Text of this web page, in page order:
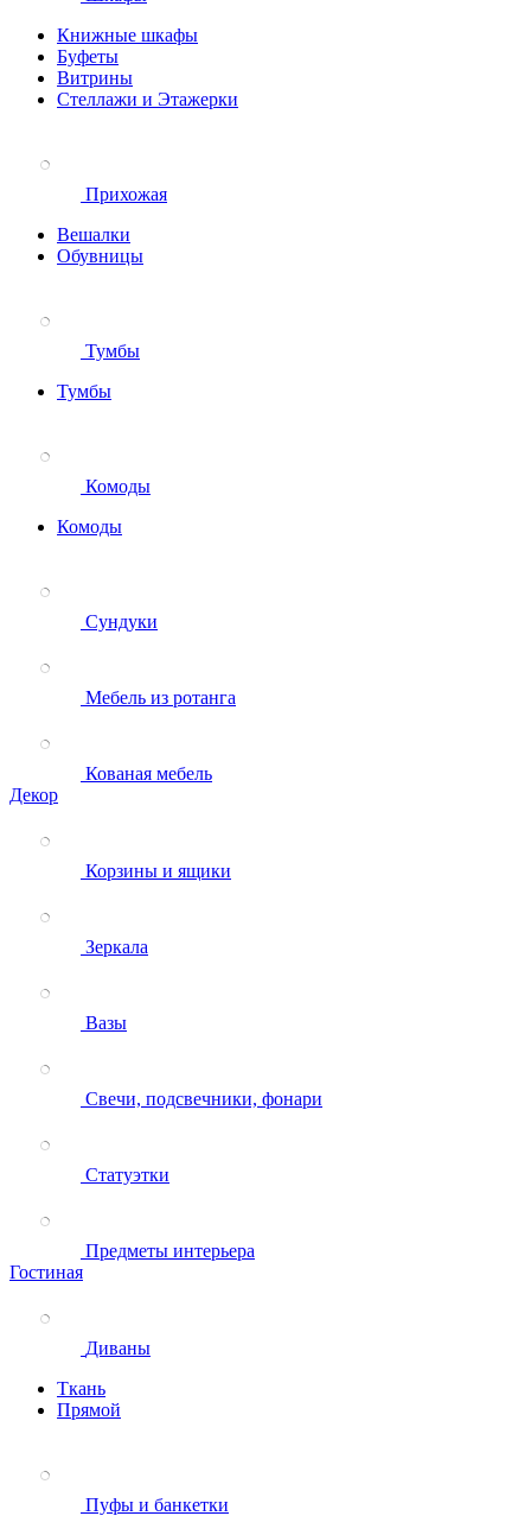
Книжные шкафы
Буфеты
Витрины
Стеллажи и Этажерки
Прихожая
Вешалки
Обувницы
Тумбы
Тумбы
Комоды
Комоды
Сундуки
Мебель из ротанга
Кованая мебель
Декор
Корзины и ящики
Зеркала
Вазы
Свечи, подсвечники, фонари
Статуэтки
Предметы интерьера
Гостиная
Диваны
Ткань
Прямой
Пуфы и банкетки